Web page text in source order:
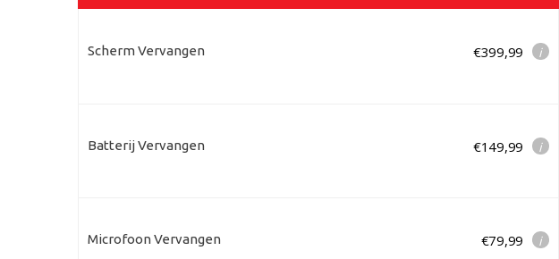
Scherm Vervangen i
€399,99
Batterij Vervangen i
€149,99
Microfoon Vervangen i
€79,99